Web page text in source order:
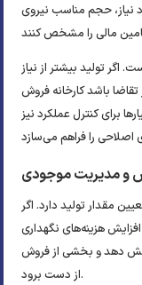
نیاز، حجم مناسب نیروی
تولید بیشتر از نیاز
باشد کارخانه فروش
برای کنترل عملکرد نیز
و مدیریت موجودی
مقدار تولید دارد. اگر
هزینه‌های نگهداری
دهد و بخشی از فروش
از دست برود.